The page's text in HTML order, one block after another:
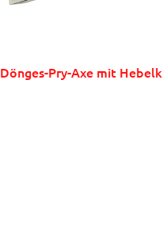
Dönges-Pry-Axe mit